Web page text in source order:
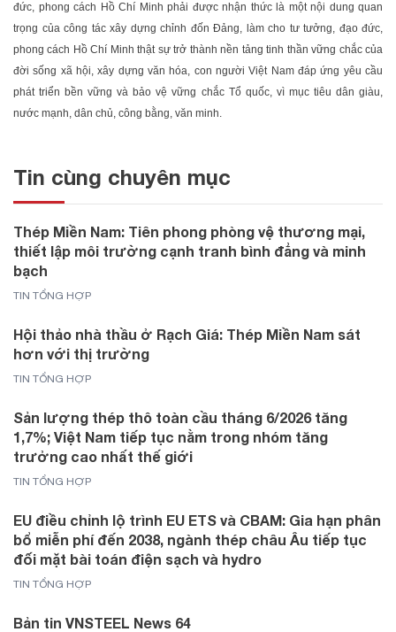
đức, phong cách Hồ Chí Minh phải được nhận thức là một nội dung quan
trọng của công tác xây dựng chỉnh đốn Đảng, làm cho tư tưởng, đạo đức,
phong cách Hồ Chí Minh thật sự trở thành nền tảng tinh thần vững chắc của
đời sống xã hội, xây dựng văn hóa, con người Việt Nam đáp ứng yêu cầu
phát triển bền vững và bảo vệ vững chắc Tổ quốc, vì mục tiêu dân giàu,
nước mạnh, dân chủ, công bằng, văn minh.
Tin cùng chuyên mục
Thép Miền Nam: Tiên phong phòng vệ thương mại,
thiết lập môi trường cạnh tranh bình đẳng và minh
bạch
TIN TỔNG HỢP
Hội thảo nhà thầu ở Rạch Giá: Thép Miền Nam sát
hơn với thị trường
TIN TỔNG HỢP
Sản lượng thép thô toàn cầu tháng 6/2026 tăng
1,7%; Việt Nam tiếp tục nằm trong nhóm tăng
trưởng cao nhất thế giới
TIN TỔNG HỢP
EU điều chỉnh lộ trình EU ETS và CBAM: Gia hạn phân
bổ miễn phí đến 2038, ngành thép châu Âu tiếp tục
đối mặt bài toán điện sạch và hydro
TIN TỔNG HỢP
Bản tin VNSTEEL News 64